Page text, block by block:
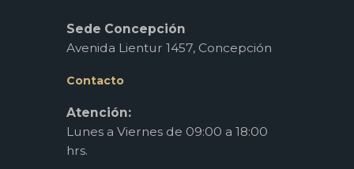
Sede Concepción
Avenida Lientur 1457, Concepción
Contacto
Atención:
Lunes a Viernes de 09:00 a 18:00
hrs.